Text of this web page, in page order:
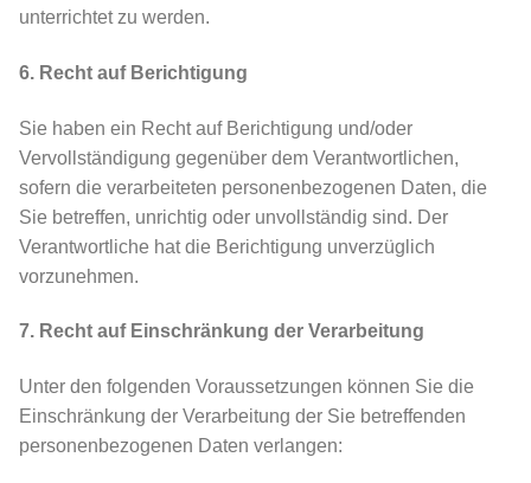
unterrichtet zu werden.
6. Recht auf Berichtigung
Sie haben ein Recht auf Berichtigung und/oder
Vervollständigung gegenüber dem Verantwortlichen,
sofern die verarbeiteten personenbezogenen Daten, die
Sie betreffen, unrichtig oder unvollständig sind. Der
Verantwortliche hat die Berichtigung unverzüglich
vorzunehmen.
7. Recht auf Einschränkung der Verarbeitung
Unter den folgenden Voraussetzungen können Sie die
Einschränkung der Verarbeitung der Sie betreffenden
personenbezogenen Daten verlangen: